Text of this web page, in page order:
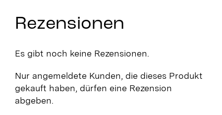
Rezensionen
Es gibt noch keine Rezensionen.
Nur angemeldete Kunden, die dieses Produkt
gekauft haben, dürfen eine Rezension
abgeben.